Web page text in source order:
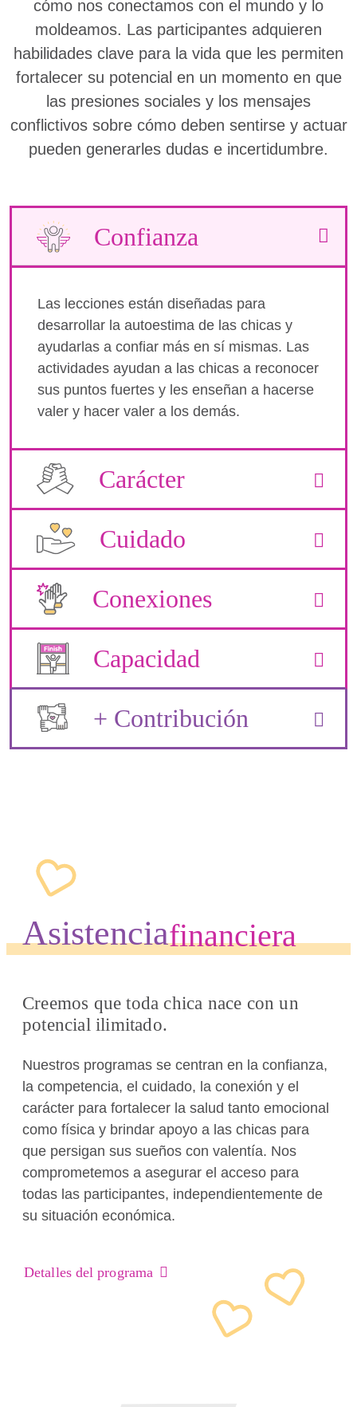
cómo nos conectamos con el mundo y lo
moldeamos. Las participantes adquieren
habilidades clave para la vida que les permiten
fortalecer su potencial en un momento en que
las presiones sociales y los mensajes
conflictivos sobre cómo deben sentirse y actuar
pueden generarles dudas e incertidumbre.
Confianza
Las lecciones están diseñadas para
desarrollar la autoestima de las chicas y
ayudarlas a confiar más en sí mismas. Las
actividades ayudan a las chicas a reconocer
sus puntos fuertes y les enseñan a hacerse
valer y hacer valer a los demás.
Carácter
Cuidado
Conexiones
Capacidad
+ Contribución
Asistenciafinanciera
Creemos que toda chica nace con un
potencial ilimitado.
Nuestros programas se centran en la confianza,
la competencia, el cuidado, la conexión y el
carácter para fortalecer la salud tanto emocional
como física y brindar apoyo a las chicas para
que persigan sus sueños con valentía. Nos
comprometemos a asegurar el acceso para
todas las participantes, independientemente de
su situación económica.
Detalles del programa